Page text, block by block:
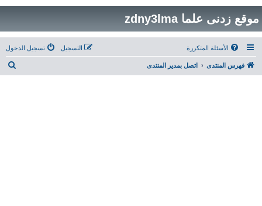
موقع زدنى علما zdny3lma
الأسئلة المتكررة تسجيل الدخول التسجيل
فهرس المنتدى اتصل بمدير المنتدى